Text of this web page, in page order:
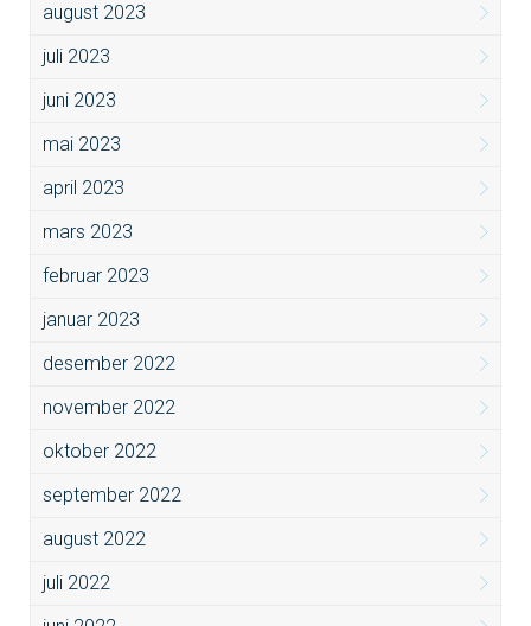
august 2023
juli 2023
juni 2023
mai 2023
april 2023
mars 2023
februar 2023
januar 2023
desember 2022
november 2022
oktober 2022
september 2022
august 2022
juli 2022